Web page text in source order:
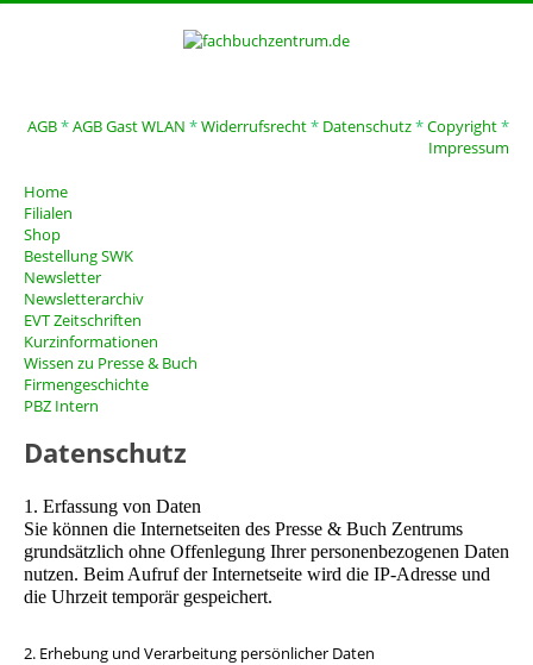
AGB*AGB Gast WLAN *Widerrufsrecht* Datenschutz*Copyright*
Impressum
Home
Filialen
Shop
Bestellung SWK
Newsletter
Newsletterarchiv
EVT Zeitschriften
Kurzinformationen
Wissen zu Presse & Buch
Firmengeschichte
PBZ Intern
Datenschutz
1. Erfassung von Daten
Sie können die Internetseiten des Presse & Buch Zentrums
grundsätzlich ohne Offenlegung Ihrer personenbezogenen Daten
nutzen. Beim Aufruf der Internetseite wird die IP-Adresse und
die Uhrzeit temporär gespeichert.
2. Erhebung und Verarbeitung persönlicher Daten